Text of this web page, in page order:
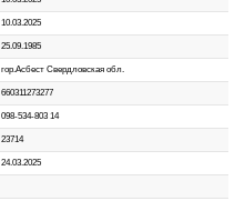
10.03.2025
25.09.1985
гор.Асбест Свердловская обл.
660311273277
098-534-803 14
23714
24.03.2025